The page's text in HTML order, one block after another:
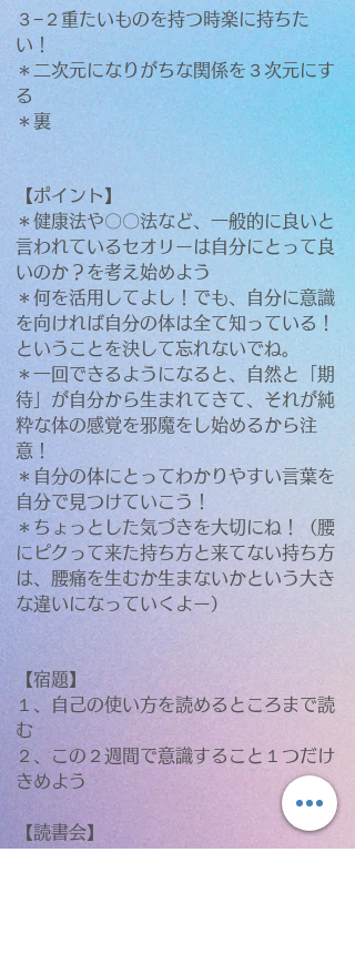
３−２重たいものを持つ時楽に持ちた
い！
＊二次元になりがちな関係を３次元にす
る
＊裏
【ポイント】
＊健康法や〇〇法など、一般的に良いと
言われているセオリーは自分にとって良
いのか？を考え始めよう
＊何を活用してよし！でも、自分に意識
を向ければ自分の体は全て知っている！
ということを決して忘れないでね。
＊一回できるようになると、自然と「期
待」が自分から生まれてきて、それが純
粋な体の感覚を邪魔をし始めるから注
意！
＊自分の体にとってわかりやすい言葉を
自分で見つけていこう！
＊ちょっとした気づきを大切にね！（腰
にピクって来た持ち方と来てない持ち方
は、腰痛を生むか生まないかという大き
な違いになっていくよー）
【宿題】
１、自己の使い方を読めるところまで読
む
２、この２週間で意識すること１つだけ
きめよう
【読書会】